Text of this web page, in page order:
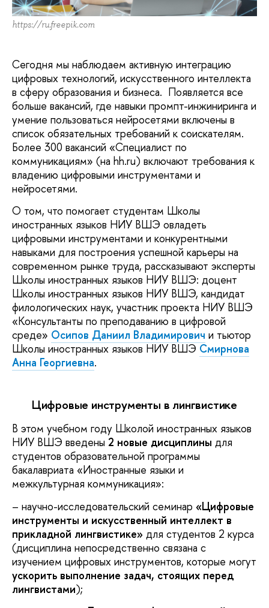
https://ru.freepik.com
Сегодня мы наблюдаем активную интеграцию
цифровых технологий, искусственного интеллекта
в сферу образования и бизнеса. Появляется все
больше вакансий, где навыки промпт-инжиниринга и
умение пользоваться нейросетями включены в
список обязательных требований к соискателям.
Более 300 вакансий «Специалист по
коммуникациям» (на hh.ru) включают требования к
владению цифровыми инструментами и
нейросетями.
О том, что помогает студентам Школы
иностранных языков НИУ ВШЭ овладеть
цифровыми инструментами и конкурентными
навыками для построения успешной карьеры на
современном рынке труда, рассказывают эксперты
Школы иностранных языков НИУ ВШЭ: доцент
Школы иностранных языков НИУ ВШЭ, кандидат
филологических наук, участник проекта НИУ ВШЭ
«Консультанты по преподаванию в цифровой
среде» Осипов Даниил Владимирович и тьютор
Школы иностранных языков НИУ ВШЭ Смирнова
Анна Георгиевна.
Цифровые инструменты в лингвистике
В этом учебном году Школой иностранных языков
НИУ ВШЭ введены 2 новые дисциплины для
студентов образовательной программы
бакалавриата «Иностранные языки и
межкультурная коммуникация»:
– научно-исследовательский семинар «Цифровые
инструменты и искусственный интеллект в
прикладной лингвистике» для студентов 2 курса
(дисциплина непосредственно связана с
изучением цифровых инструментов, которые могут
ускорить выполнение задач, стоящих перед
лингвистами);